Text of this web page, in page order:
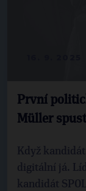
První
Müller
Když
digitální já.
kandidát